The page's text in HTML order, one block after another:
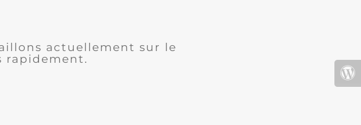
actuellement sur le
rapidement.